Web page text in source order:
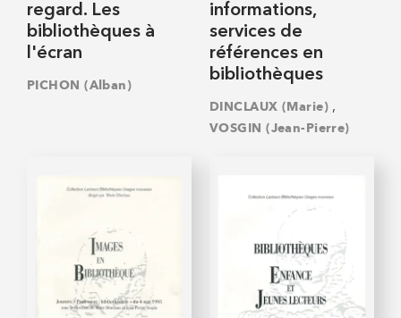
regard. Les
bibliothèques à
l'écran
PICHON (Alban)
informations,
services de
références en
bibliothèques
DINCLAUX (Marie) ,
VOSGIN (Jean-Pierre)